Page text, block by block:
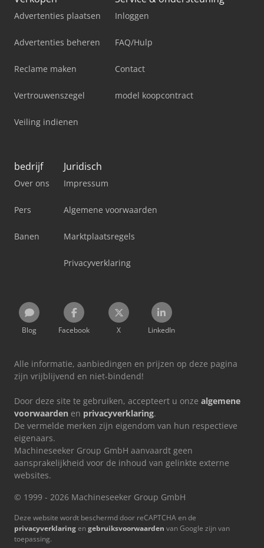
Advertenties plaatsen
Advertenties beheren
Reclame maken
Vertrouwenszegel
Veiling indienen
Inloggen
FAQ/Hulp
Contact
model koopcontract
bedrijf
Over ons
Pers
Banen
Juridisch
Impressum
Algemene voorwaarden
Marktplaatsregels
Privacyverklaring
Blog Facebook X LinkedIn
Alle informatie, aanbiedingen en prijzen op deze pagina
zijn vrijblijvend en niet-bindend!
Door deze site te gebruiken, accepteert u onze algemene
voorwaarden en privacyverklaring.
De vermelde merken zijn eigendom van hun respectieve
eigenaars.
Machineseeker Group GmbH aanvaardt geen
aansprakelijkheid voor de inhoud van gelinkte externe
websites.
© 1999 - 2026 Machineseeker Group GmbH
Deze website wordt beschermd door reCAPTCHA en de
privacyverklaringengebruiksvoorwaarden van Google zijn van
toepassing.